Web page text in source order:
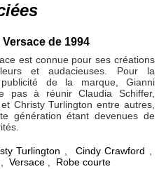
de 1994
est connue pour ses créations
et audacieuses. Pour la
de la marque, Gianni
pas à réunir Claudia Schiffer,
Christy Turlington entre autres,
génération étant devenues de
Turlington , Cindy Crawford ,
Versace, Robe courte